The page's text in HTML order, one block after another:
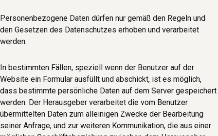
Personenbezogene Daten dürfen nur gemäß den Regeln und
den Gesetzen des Datenschutzes erhoben und verarbeitet
werden.
In bestimmten Fällen, speziell wenn der Benutzer auf der
Website ein Formular ausfüllt und abschickt, ist es möglich,
dass bestimmte persönliche Daten auf dem Server gespeichert
werden. Der Herausgeber verarbeitet die vom Benutzer
übermittelten Daten zum alleinigen Zwecke der Bearbeitung
seiner Anfrage, und zur weiteren Kommunikation, die aus einer